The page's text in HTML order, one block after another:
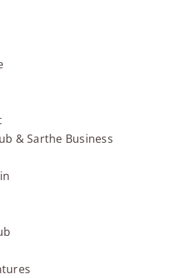
& Sarthe Business